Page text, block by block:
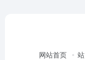
网站首页